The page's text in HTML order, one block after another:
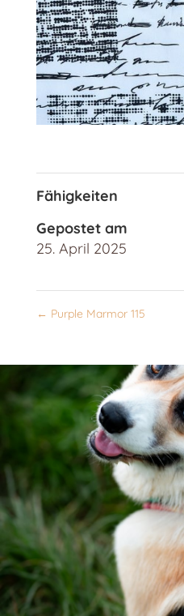
Fähigkeiten
Gepostet am
25. April 2025
← Purple Marmor 115